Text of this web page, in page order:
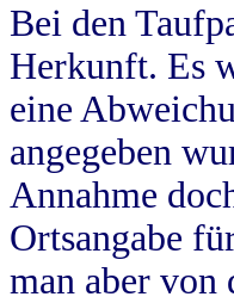
Bei den
Herkunft. Es
eine
angegeben
Annahme
Ortsangabe
man aber von